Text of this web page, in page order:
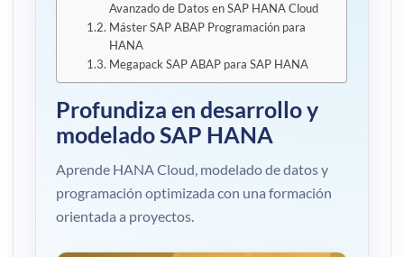
Avanzado de Datos en SAP HANA Cloud
Máster SAP ABAP Programación para
HANA
Megapack SAP ABAP para SAP HANA
Profundiza en desarrollo y
modelado SAP HANA
Aprende HANA Cloud, modelado de datos y
programación optimizada con una formación
orientada a proyectos.